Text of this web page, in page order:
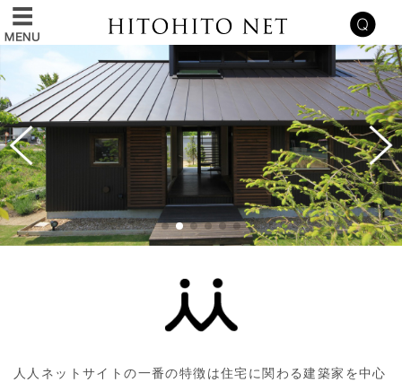
人人ネットサイトの一番の特徴は住宅に関わる建築家を中心